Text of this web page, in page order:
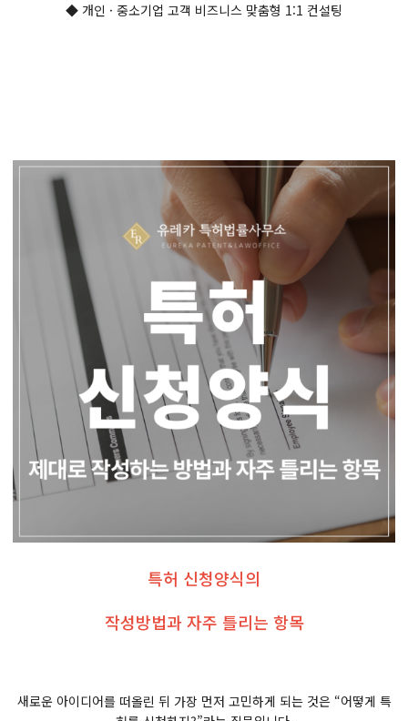
◆ 개인 · 중소기업 고객 비즈니스 맞춤형 1:1 컨설팅
특허 신청양식의
작성방법과 자주 틀리는 항목
새로운 아이디어를 떠올린 뒤 가장 먼저 고민하게 되는 것은 “어떻게 특